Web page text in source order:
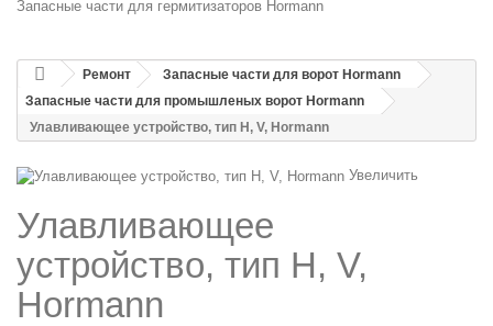
Запасные части для гермитизаторов Hormann
Ремонт
Запасные части для ворот Hormann
Запасные части для промышленых ворот Hormann
Улавливающее устройство, тип H, V, Hormann
Увеличить
Улавливающее
устройство, тип H, V,
Hormann